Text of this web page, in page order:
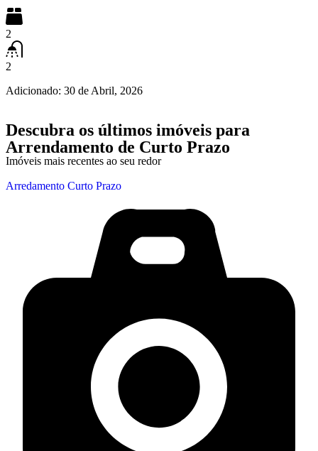
2
2
Adicionado: 30 de Abril, 2026
Descubra os últimos imóveis para
Arrendamento de Curto Prazo
Imóveis mais recentes ao seu redor
Arredamento Curto Prazo